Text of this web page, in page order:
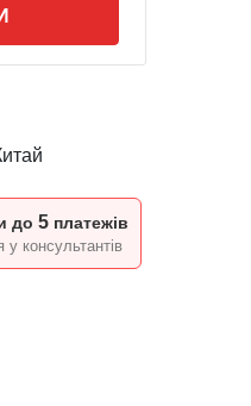
до 5 платежів
у консультантів